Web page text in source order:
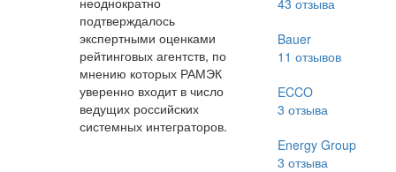
подтверждалось
экспертными оценками
рейтинговых агентств, по
мнению которых РАМЭК
уверенно входит в число
ведущих российских
системных интеграторов.
43 отзыва
Bauer
11 отзывов
ECCO
3 отзыва
Energy Group
3 отзыва